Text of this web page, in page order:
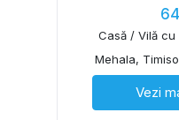
Casă / Vilă
Mehala,
Vezi